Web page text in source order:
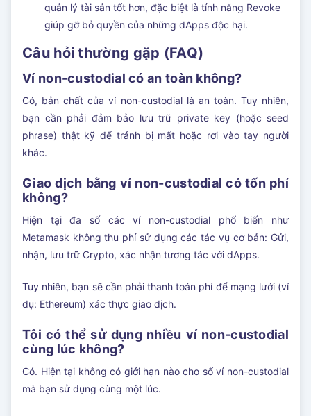
quản lý tài sản tốt hơn, đặc biệt là tính năng Revoke
giúp gỡ bỏ quyền của những dApps độc hại.
Câu hỏi thường gặp (FAQ)
Ví non-custodial có an toàn không?
Có, bản chất của ví non-custodial là an toàn. Tuy nhiên,
bạn cần phải đảm bảo lưu trữ private key (hoặc seed
phrase) thật kỹ để tránh bị mất hoặc rơi vào tay người
khác.
Giao dịch bằng ví non-custodial có tốn phí
không?
Hiện tại đa số các ví non-custodial phổ biến như
Metamask không thu phí sử dụng các tác vụ cơ bản: Gửi,
nhận, lưu trữ Crypto, xác nhận tương tác với dApps.
Tuy nhiên, bạn sẽ cần phải thanh toán phí để mạng lưới (ví
dụ: Ethereum) xác thực giao dịch.
Tôi có thể sử dụng nhiều ví non-custodial
cùng lúc không?
Có. Hiện tại không có giới hạn nào cho số ví non-custodial
mà bạn sử dụng cùng một lúc.